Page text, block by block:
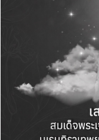
สำหรับกิจกรรม
ระหว่าง วันที่
กับกิจกรรม อาทิ
สวนสัตว์,ขบวนม
,จำหน่ายสินค้า